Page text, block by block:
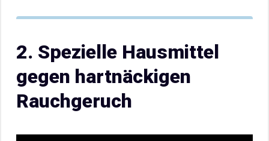
2. Spezielle Hausmittel
gegen hartnäckigen
Rauchgeruch